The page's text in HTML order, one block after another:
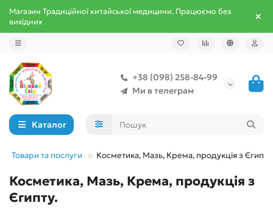
Магазин Традиційної китайської медицини. Працюємо без
вихідних
+38 (098) 258-84-99
Ми в телеграм
Каталог
Товари та послуги Косметика, Мазь, Крема, продукція з Єгипту.
Косметика, Мазь, Крема, продукція з
Єгипту.